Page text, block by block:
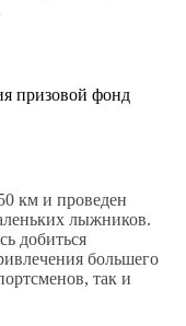
призовой фонд
км и проведен
лыжников.
добиться
большего
так и